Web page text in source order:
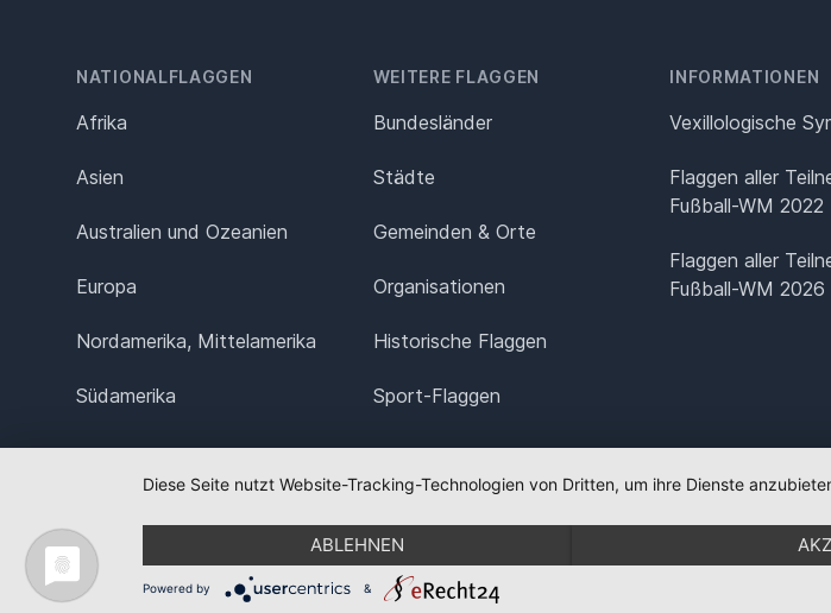
NATIONALFLAGGEN
Afrika
Asien
Australien und Ozeanien
Europa
Nordamerika, Mittelamerika
Südamerika
WEITERE FLAGGEN
Bundesländer
Städte
Gemeinden & Orte
Organisationen
Historische Flaggen
Sport-Flaggen
INFORMATIONEN
Vexillologische
Flaggen aller
Fußball-WM 2022
Flaggen aller
Fußball-WM 2026
Diese Seite nutzt Website-Tracking-Technologien von Dritten, um ihre Dienste
ABLEHNEN
Powered by &